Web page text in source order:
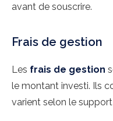
avant de souscrire.
Frais de gestion
Les frais de gestion
le montant investi. Ils
varient selon le support